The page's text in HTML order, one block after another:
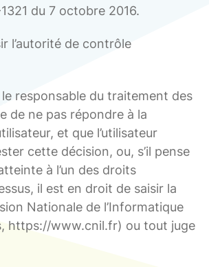
du 7 octobre 2016.
l’autorité de contrôle
le responsable du traitement des
de ne pas répondre à la
et que l’utilisateur
cette décision, ou, s’il pense
à l’un des droits
il est en droit de saisir la
Nationale de l’Informatique
https://www.cnil.fr) ou tout juge